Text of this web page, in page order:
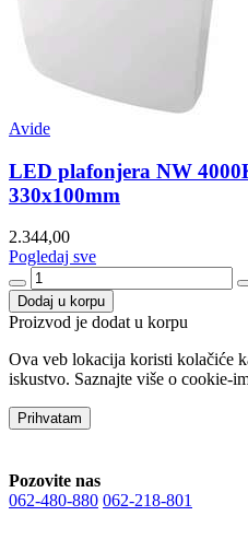
Avide
LED plafonjera NW
330x100mm
2.344,00
Pogledaj sve
Dodaj u korpu
Proizvod je dodat u korpu
Ova veb lokacija koristi kolačiće
iskustvo. Saznajte više o cookie-
Prihvatam
Pozovite nas
062-480-880 062-218-801